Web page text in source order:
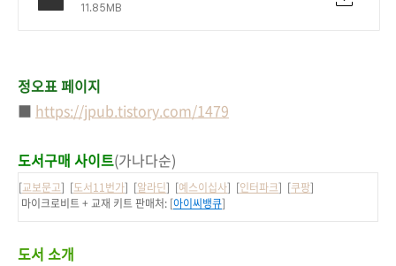
11.85MB
정오표 페이지
■ https://jpub.tistory.com/1479
도서구매 사이트(가나다순)
[교보문고] [도서11번가] [알라딘] [예스이십사] [인터파크] [쿠팡]
마이크로비트 + 교재 키트 판매처: [아이씨뱅큐]
도서 소개